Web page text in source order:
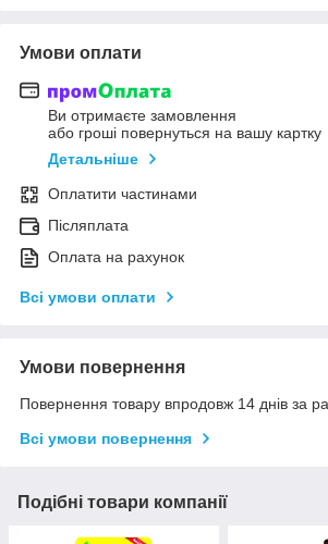
Умови оплати
Ви отримаєте замовлення
або гроші повернуться на вашу картку
Детальніше
Оплатити частинами
Післяплата
Оплата на рахунок
Всі умови оплати
Умови повернення
Повернення товару впродовж 14 днів за
Всі умови повернення
Подібні товари компанії